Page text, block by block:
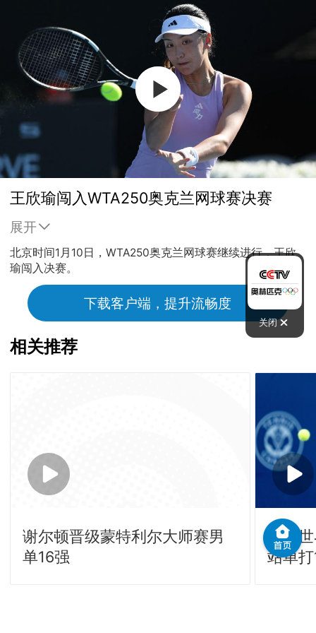
王欣瑜闯入WTA250奥克兰网球赛决赛
展开
北京时间1月10日，WTA250奥克兰网球赛继续进行，王欣
瑜闯入决赛。
下载客户端，提升流畅度
相关推荐
谢尔顿晋级蒙特利尔大师赛男
单16强
不敌
站单
关闭